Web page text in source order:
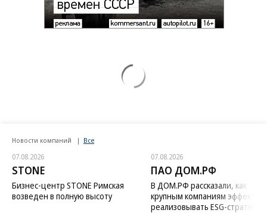
Новости компаний Все
07.08.2026
STONE
Бизнес-центр STONE Римская
возведен в полную высоту
07.08.2026
ПАО ДОМ.РФ
В ДОМ.РФ рассказали, как
крупным компаниям
реализовывать ESG-стратегию